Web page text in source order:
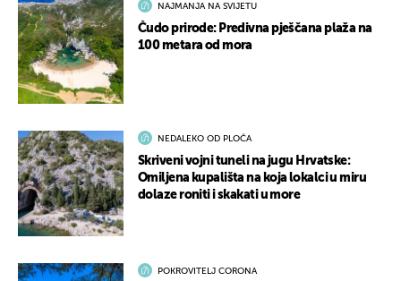
NAJMANJA NA SVIJETU
Čudo prirode: Predivna pješčana plaža na
100 metara od mora
NEDALEKO OD PLOČA
Skriveni vojni tuneli na jugu Hrvatske:
Omiljena kupališta na koja lokalci u miru
dolaze roniti i skakati u more
POKROVITELJ CORONA